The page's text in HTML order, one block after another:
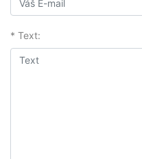
* Text: